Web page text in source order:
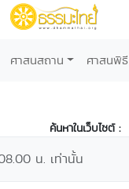
ศาสนสถาน ศาสนพิธี
ค้นหาในเว็บไซต์ :
น. เท่านั้น